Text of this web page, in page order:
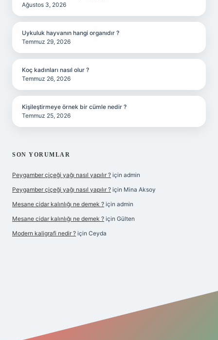
Ağustos 3, 2026
Uykuluk hayvanın hangi organıdır ?
Temmuz 29, 2026
Koç kadınları nasıl olur ?
Temmuz 26, 2026
Kişileştirmeye örnek bir cümle nedir ?
Temmuz 25, 2026
SON YORUMLAR
Peygamber çiçeği yağı nasıl yapılır ? için admin
Peygamber çiçeği yağı nasıl yapılır ? için Mina Aksoy
Mesane cidar kalınlığı ne demek ? için admin
Mesane cidar kalınlığı ne demek ? için Gülten
Modern kaligrafi nedir ? için Ceyda